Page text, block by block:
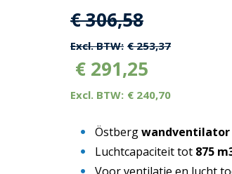
Oorspronkelijke
prijs
was:
€ 306,58.
€306,58Huidige
prijs
is:
€ 306,58.
€253,37
€ 291,25
€ 240,70
Östbergwandventilator
Luchtcapaciteit tot 875